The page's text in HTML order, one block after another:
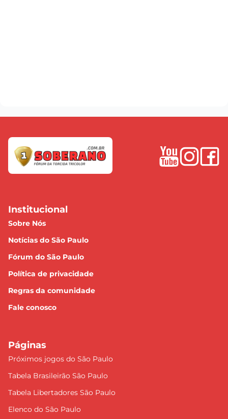
Institucional
Sobre Nós
Notícias do São Paulo
Fórum do São Paulo
Política de privacidade
Regras da comunidade
Fale conosco
Páginas
Próximos jogos do São Paulo
Tabela Brasileirão São Paulo
Tabela Libertadores São Paulo
Elenco do São Paulo